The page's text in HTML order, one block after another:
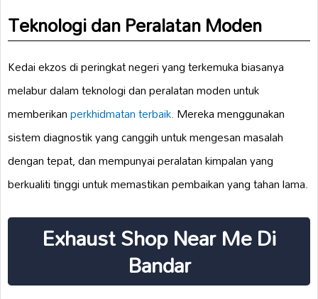
Teknologi dan Peralatan Moden
Kedai ekzos di peringkat negeri yang terkemuka biasanya
melabur dalam teknologi dan peralatan moden untuk
memberikanperkhidmatan terbaik.Mereka menggunakan
sistem diagnostik yang canggih untuk mengesan masalah
dengan tepat, dan mempunyai peralatan kimpalan yang
berkualiti tinggi untuk memastikan pembaikan yang tahan lama.
Exhaust Shop Near Me Di
Bandar